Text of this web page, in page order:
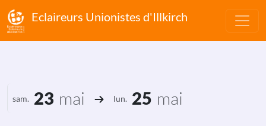
Eclaireurs Unionistes d'Illkirch
sam. 23 mai lun. 25 mai